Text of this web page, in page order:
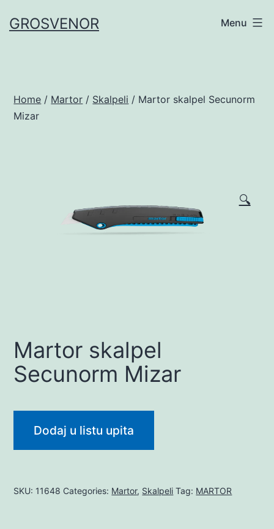
toGROSVENOR Menu
Home / Martor / Skalpeli / Martor skalpel Secunorm
Mizar
🔍
Martor skalpel
Secunorm Mizar
Dodaj u listu upita
SKU: 11648 Categories: Martor, Skalpeli Tag: MARTOR